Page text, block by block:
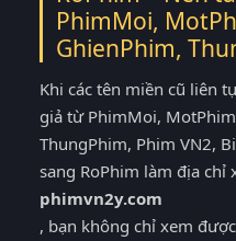
PhimMoi,
GhienPhim,
Khi các tên miền cũ liên
giả từ PhimMoi,
ThungPhim, Phim VN2,
sang RoPhim làm địa
phimvn2y.com
, bạn không chỉ xem